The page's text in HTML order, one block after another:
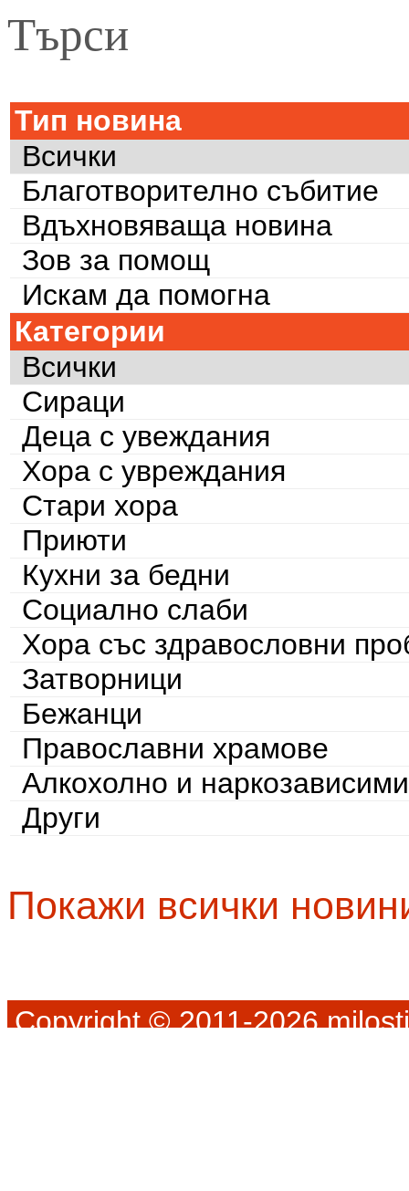
Търси
Тип новина
Всички
Благотворително събитие
Вдъхновяваща новина
Зов за помощ
Искам да помогна
Категории
Всички
Сираци
Деца с увеждания
Хора с увреждания
Стари хора
Приюти
Кухни за бедни
Социално слаби
Хора със здравословни
Затворници
Бежанци
Православни храмове
Алкохолно и наркозависими
Други
Покажи всички
Copyright © 2011-2026